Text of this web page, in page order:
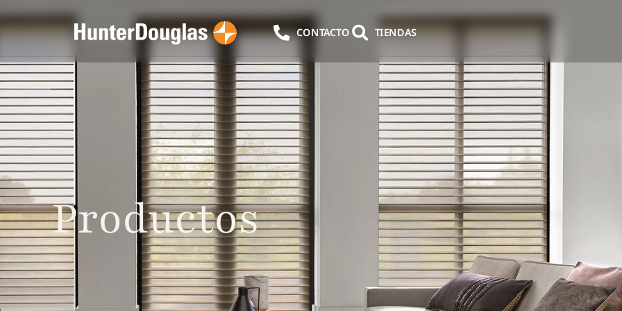
CONTACTO TIENDAS
Productos